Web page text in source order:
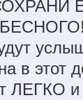
в этот
ЛЕГКО